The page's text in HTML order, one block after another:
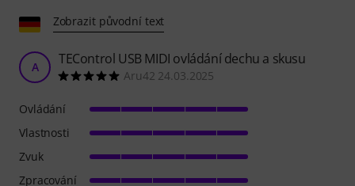
Zobrazit původní text
A TEControl USB MIDI ovládání dechu a skusu
Aru42 24.03.2025
Ovládání
Vlastnosti
Zvuk
Zpracování